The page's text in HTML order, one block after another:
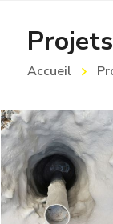
Projets
Accueil